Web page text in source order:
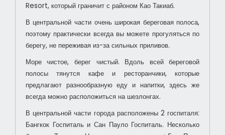
Resort, который граничит с районом Као Такиаб.
В центральной части очень широкая береговая полоса,
поэтому практически всегда вы можете прогуляться по
берегу, не переживая из-за сильных приливов.
Море чистое, берег чистый. Вдоль всей береговой
полосы тянутся кафе и ресторанчики, которые
предлагают разнообразную еду и напитки, здесь же
всегда можно расположиться на шезлонгах.
В центральной части города расположены 2 госпиталя:
Бангкок Госпиталь и Сан Пауло Госпиталь. Несколько